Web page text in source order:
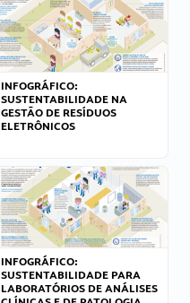
INFOGRÁFICO:
SUSTENTABILIDADE NA
GESTÃO DE RESÍDUOS
ELETRÔNICOS
INFOGRÁFICO:
SUSTENTABILIDADE PARA
LABORATÓRIOS DE ANÁLISES